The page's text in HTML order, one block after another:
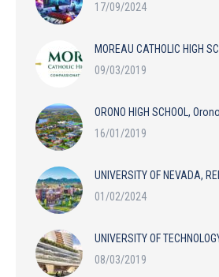
17/09/2024
MOREAU CATHOLIC HIGH
09/03/2019
ORONO HIGH SCHOOL,
16/01/2019
UNIVERSITY OF NEVADA,
01/02/2024
UNIVERSITY OF
08/03/2019